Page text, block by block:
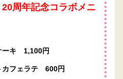
20周年記念コラボメニ
ーキ 1,100円
カフェラテ 600円